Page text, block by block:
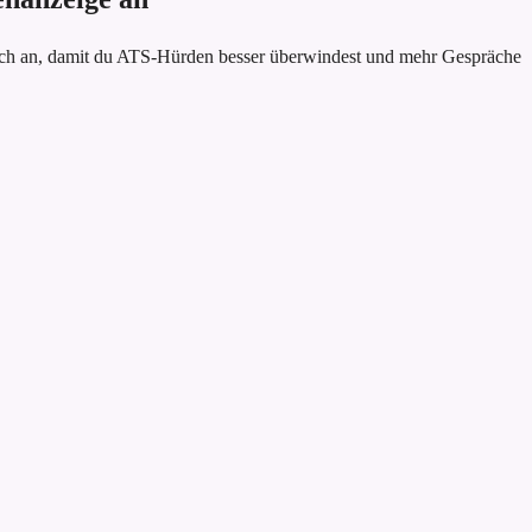
damit du ATS-Hürden besser überwindest und mehr Gespräche